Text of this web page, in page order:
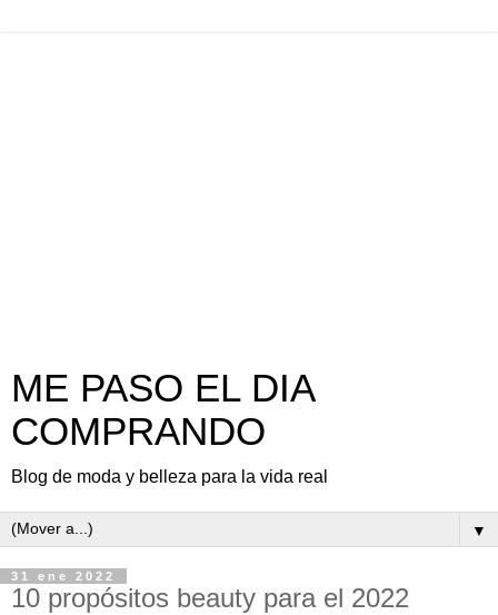
ME PASO EL DIA
COMPRANDO
Blog de moda y belleza para la vida real
▼
31 ene 2022
10 propósitos beauty para el 2022